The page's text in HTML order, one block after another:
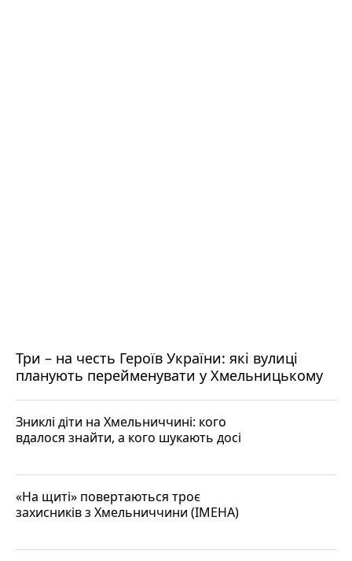
Три – на честь Героїв України: які вулиці
планують перейменувати у Хмельницькому
Зниклі діти на Хмельниччині: кого
вдалося знайти, а кого шукають досі
«На щиті» повертаються троє
захисників з Хмельниччини (ІМЕНА)